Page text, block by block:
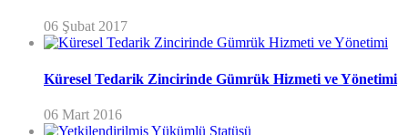
06 Şubat 2017
Küresel Tedarik Zincirinde Gümrük Hizmeti ve Yönetimi
06 Mart 2016